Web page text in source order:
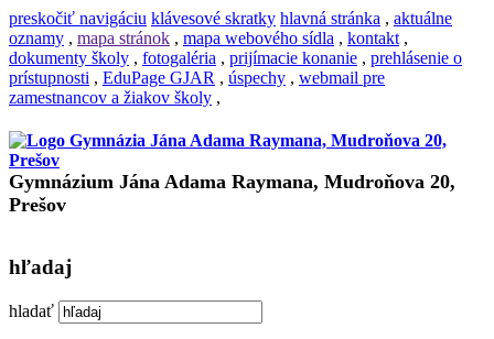
preskočiť navigáciu klávesové skratky hlavná stránka , aktuálne
oznamy , mapa stránok , mapa webového sídla , kontakt ,
dokumenty školy , fotogaléria , prijímacie konanie , prehlásenie o
prístupnosti , EduPage GJAR , úspechy , webmail pre
zamestnancov a žiakov školy ,
Gymnázium Jána Adama Raymana, Mudroňova 20,
Prešov
hľadaj
hladať